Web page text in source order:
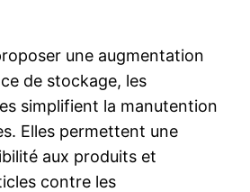
une augmentation
de stockage, les
simplifient la manutention
Elles permettent une
aux produits et
contre les